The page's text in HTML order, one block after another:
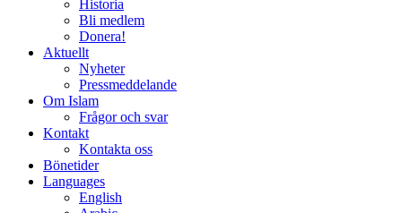
Historia
Bli medlem
Donera!
Aktuellt
Nyheter
Pressmeddelande
Om Islam
Frågor och svar
Kontakt
Kontakta oss
Bönetider
Languages
English